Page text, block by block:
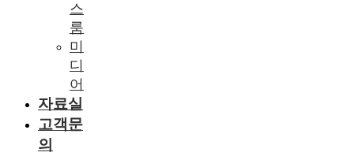
스
룸
미
디
어
자료실
고객문
의